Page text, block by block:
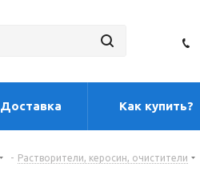
Доставка Как купить?
- Растворители, керосин, очистители